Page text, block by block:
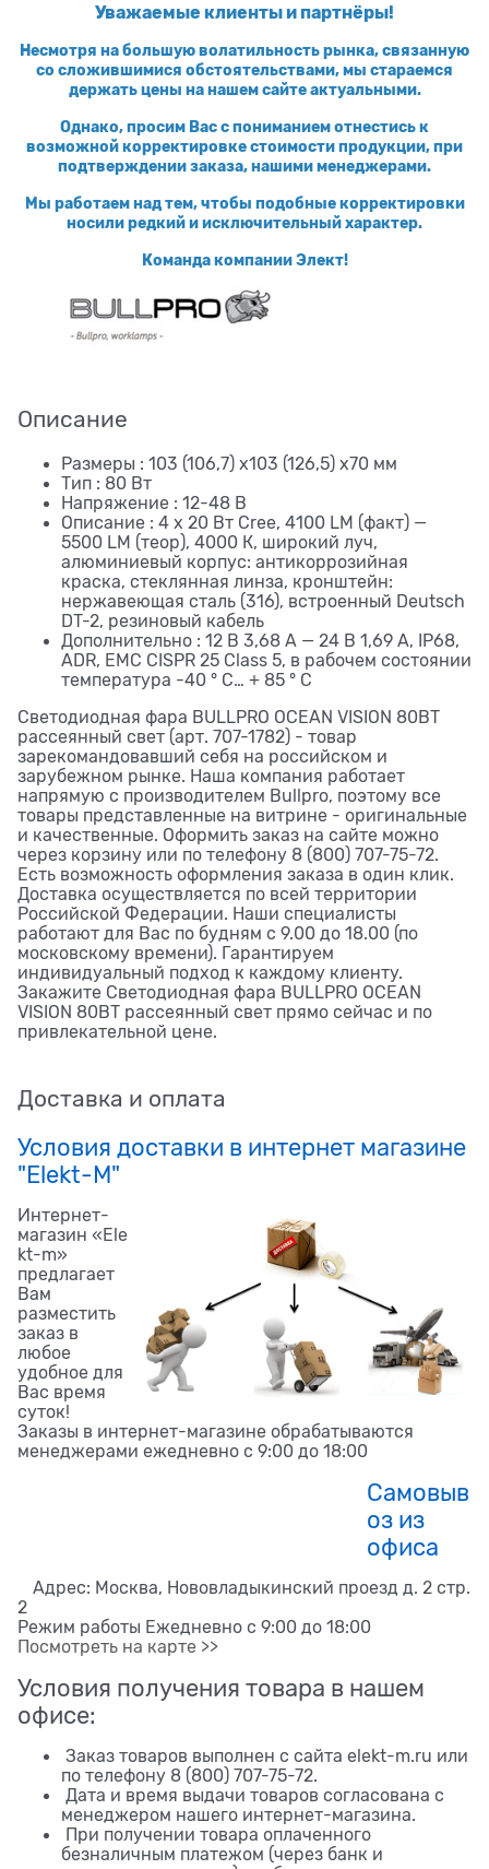
Уважаемые клиенты и партнёры!
Несмотря на большую волатильность рынка, связанную
со сложившимися обстоятельствами, мы стараемся
держать цены на нашем сайте актуальными.
Однако, просим Вас с пониманием отнестись к
возможной корректировке стоимости продукции, при
подтверждении заказа, нашими менеджерами.
Мы работаем над тем, чтобы подобные корректировки
носили редкий и исключительный характер.
Команда компании Элект!
Описание
Размеры : 103 (106,7) x103 (126,5) x70 мм
Тип : 80 Вт
Напряжение : 12-48 В
Описание : 4 x 20 Вт Cree, 4100 LM (факт) —
5500 LM (теор), 4000 К, широкий луч,
алюминиевый корпус: антикоррозийная
краска, стеклянная линза, кронштейн:
нержавеющая сталь (316), встроенный Deutsch
DT-2, резиновый кабель
Дополнительно : 12 В 3,68 A — 24 В 1,69 A, IP68,
ADR, EMC CISPR 25 Class 5, в рабочем состоянии
температура -40 ° С… + 85 ° С
Светодиодная фара BULLPRO OCEAN VISION 80ВТ
рассеянный свет (арт. 707-1782) - товар
зарекомандовавший себя на российском и
зарубежном рынке. Наша компания работает
напрямую с производителем Bullpro, поэтому все
товары представленные на витрине - оригинальные
и качественные. Оформить заказ на сайте можно
через корзину или по телефону 8 (800) 707-75-72.
Есть возможность оформления заказа в один клик.
Доставка осуществляется по всей территории
Российской Федерации. Наши специалисты
работают для Вас по будням с 9.00 до 18.00 (по
московскому времени). Гарантируем
индивидуальный подход к каждому клиенту.
Закажите Светодиодная фара BULLPRO OCEAN
VISION 80ВТ рассеянный свет прямо сейчас и по
привлекательной цене.
Доставка и оплата
Условия доставки в интернет магазине
"Elekt-M"
Интернет-
магазин «Ele
kt-m»
предлагает
Вам
разместить
заказ в
любое
удобное для
Вас время
суток!
Заказы в интернет-магазине обрабатываются
менеджерами ежедневно с 9:00 до 18:00
Самовыв
оз из
офиса
Адрес: Москва, Нововладыкинский проезд д. 2 стр.
2
Режим работы Ежедневно с 9:00 до 18:00
Посмотреть на карте >>
Условия получения товара в нашем
офисе:
Заказ товаров выполнен с сайта elekt-m.ru или
по телефону 8 (800) 707-75-72.
Дата и время выдачи товаров согласована с
менеджером нашего интернет-магазина.
При получении товара оплаченного
безналичным платежом (через банк и